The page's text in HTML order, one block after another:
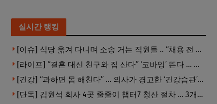
실시간 랭킹
[이슈] 식당 옮겨 다니며 소송 거는 직원들 .. “채용 전 반드시 확인해야”
[라이프] “결혼 대신 친구와 집 산다” ‘코바잉’ 뜬다 … 내 집 마련 공식 바뀌었다
[건강] “과하면 몸 해친다” … 의사가 경고한 ‘건강습관’ 5가지
[단독] 김원석 회사 4곳 줄줄이 챕터7 청산 절차 … 3개 법인 같은 날 동시 파산 신청